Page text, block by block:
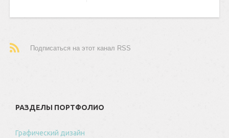
Подписаться на этот канал RSS
РАЗДЕЛЫ ПОРТФОЛИО
Графический дизайн